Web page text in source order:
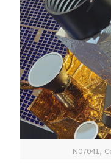
N07041,